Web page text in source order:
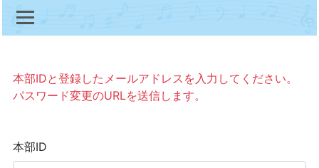
本部IDと登録したメールアドレスを入力してください。
パスワード変更のURLを送信します。
本部ID